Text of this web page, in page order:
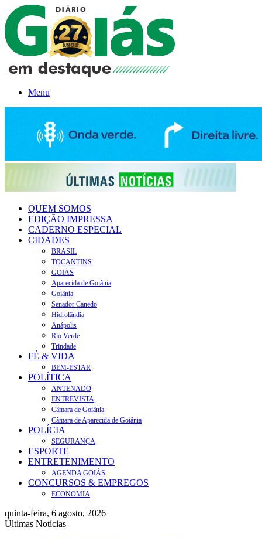
Menu
QUEM SOMOS
EDIÇÃO IMPRESSA
CADERNO ESPECIAL
CIDADES
BRASIL
TOCANTINS
GOIÁS
Aparecida de Goiânia
Goiânia
Senador Canedo
Hidrolândia
Anápolis
Rio Verde
Trindade
FÉ & VIDA
BEM-ESTAR
POLÍTICA
ANTENADO
ENTREVISTA
Câmara de Goiânia
Câmara de Aparecida de Goiânia
POLÍCIA
SEGURANÇA
ESPORTE
ENTRETENIMENTO
AGENDA GOIÁS
CONCURSOS & EMPREGOS
ECONOMIA
quinta-feira, 6 agosto, 2026
Últimas Notícias